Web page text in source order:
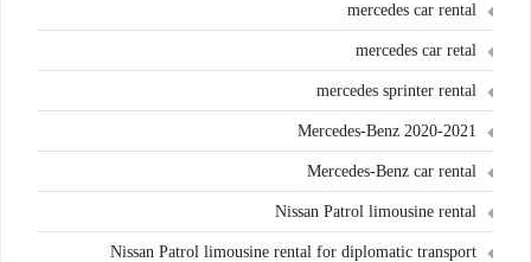
mercedes car rental
mercedes car retal
mercedes sprinter rental
Mercedes-Benz 2020-2021
Mercedes-Benz car rental
Nissan Patrol limousine rental
Nissan Patrol limousine rental for diplomatic transport